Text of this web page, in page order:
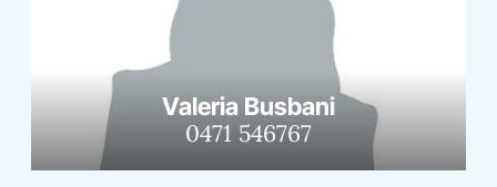
Valeria Busbani
0471 546767